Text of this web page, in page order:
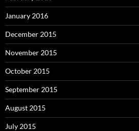
January 2016
December 2015
November 2015
October 2015
September 2015
August 2015
July 2015